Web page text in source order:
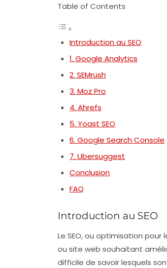
Table of Contents
Introduction au SEO
1. Google Analytics
2. SEMrush
3. Moz Pro
4. Ahrefs
5. Yoast SEO
6. Google Search Console
7. Ubersuggest
Conclusion
FAQ
Introduction au SEO
Le SEO, ou optimisation
ou site web souhaitant
difficile de savoir lesquels